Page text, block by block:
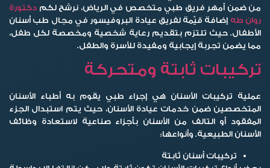
من ضمن أمهر فريق طبي متخصص في الرياض، نرشح لكم دكتورة
روان طه إضافة قيّمة لفريق عيادة البروفيسور في مجال طب أسنان
الأطفال. حيث تلتزم بتقديم رعاية شخصية ومخصصة لكل طفل،
مما يضمن تجربة إيجابية ومفيدة للأسرة والطفل.
تركيبات ثابتة ومتحركة
عملية تركيبات الأسنان هي إجراء طبي يقوم به أطباء الأسنان
المتخصصين ضمن خدمات عيادة الأسنان، حيث يتم استبدال الجزء
المفقود أو التالف من الأسنان بأجزاء صناعية لاستعادة وظائف
الأسنان الطبيعية. وأنواعها:
تركيبات أسنان ثابتة